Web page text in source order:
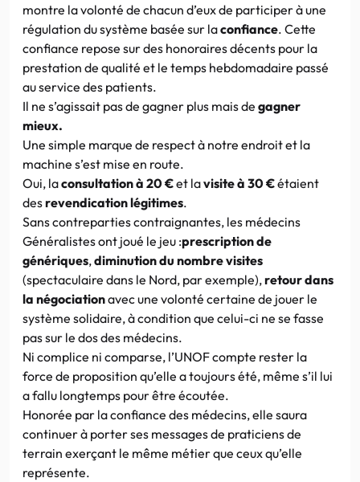
montre la volonté de chacun d’eux de participer à une
régulation du système basée sur laconfiance. Cette
confiance repose sur des honoraires décents pour la
prestation de qualité et le temps hebdomadaire passé
au service des patients.
Il ne s’agissait pas de gagner plus mais de gagner
mieux.
Une simple marque de respect à notre endroit et la
machine s’est mise en route.
Oui, laconsultation à 20 €et lavisite à 30 €étaient
desrevendication légitimes.
Sans contreparties contraignantes, les médecins
Généralistes ont joué le jeu :prescription de
génériques,diminution du nombre visites
(spectaculaire dans le Nord, par exemple),retour dans
la négociationavec une volonté certaine de jouer le
système solidaire, à condition que celui-ci ne se fasse
pas sur le dos des médecins.
Ni complice ni comparse, l’UNOF compte rester la
force de proposition qu’elle a toujours été, même s’il lui
a fallu longtemps pour être écoutée.
Honorée par la confiance des médecins, elle saura
continuer à porter ses messages de praticiens de
terrain exerçant le même métier que ceux qu’elle
représente.